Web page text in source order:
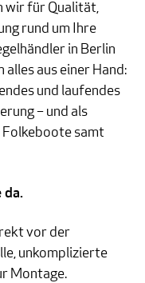
wir für Qualität,
rund um Ihre
in Berlin
aus einer Hand:
und laufendes
– und als
samt
da.
vor der
unkomplizierte
Montage.